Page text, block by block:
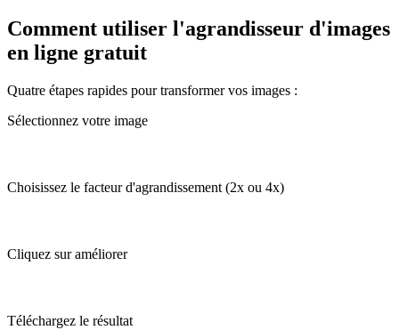
Comment utiliser l'agrandisseur d'images
en ligne gratuit
Quatre étapes rapides pour transformer vos images :
Sélectionnez votre image
Choisissez le facteur d'agrandissement (2x ou 4x)
Cliquez sur améliorer
Téléchargez le résultat